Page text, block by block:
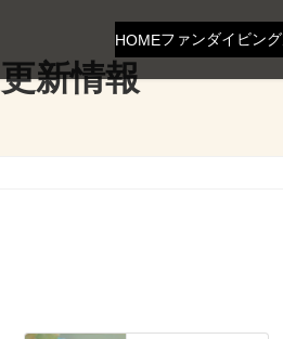
HOMEファンダイビング
更新情報